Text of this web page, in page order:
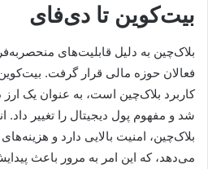
بیت‌کوین تا دی‌فای
بلاک‌چین به دلیل قابلیت‌های
فعالان حوزه مالی قرار گرفت.
کاربرد بلاک‌چین است، به عنوان یک
شد و مفهوم پول دیجیتال را تغییر داد.
بلاک‌چین، امنیت بالایی دارد و
می‌دهد، که این امر به مرور باعث